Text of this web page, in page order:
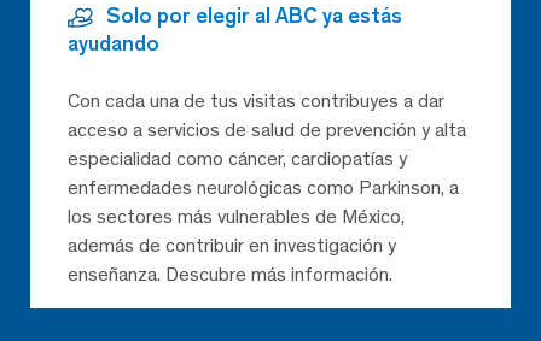
Solo por elegir al ABC ya estás
ayudando
Con cada una de tus visitas contribuyes a dar
acceso a servicios de salud de prevención y alta
especialidad como cáncer, cardiopatías y
enfermedades neurológicas como Parkinson, a
los sectores más vulnerables de México,
además de contribuir en investigación y
enseñanza. Descubre más información.